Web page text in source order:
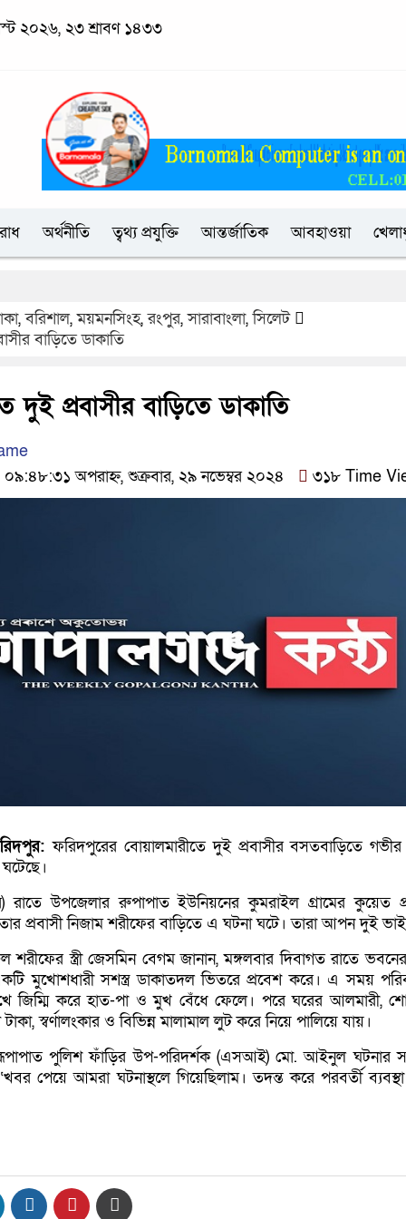
২০২৬, ২৩ শ্রাবণ ১৪৩৩
অর্থনীতি ত্বথ্য প্রযুক্তি আন্তর্জাতিক আবহাওয়া
,বরিশাল,ময়মনসিংহ,রংপুর,সারাবাংলা,সিলেট
বাড়িতে ডাকাতি
দুই প্রবাসীর বাড়িতে ডাকাতি
অপরাহ্ন, শুক্রবার, ২৯ নভেম্বর ২০২৪
৩১৮ Time
ফরিদপুরের বোয়ালমারীতে দুই প্রবাসীর বসতবাড়িতে গভীর
রাতে উপজেলার রুপাপাত ইউনিয়নের কুমরাইল গ্রামের কুয়েত
প্রবাসী নিজাম শরীফের বাড়িতে এ ঘটনা ঘটে। তারা আপন দুই
স্ত্রী জেসমিন বেগম জানান, মঙ্গলবার দিবাগত রাতে
মুখোশধারী সশস্ত্র ডাকাতদল ভিতরে প্রবেশ করে। এ সময়
জিম্মি করে হাত-পা ও মুখ বেঁধে ফেলে। পরে ঘরের আলমারী,
স্বর্ণালংকার ও বিভিন্ন মালামাল লুট করে নিয়ে পালিয়ে যায়।
রূপাপাত পুলিশ ফাঁড়ির উপ-পরিদর্শক (এসআই) মো. আইনুল ঘটনার
পেয়ে আমরা ঘটনাস্থলে গিয়েছিলাম। তদন্ত করে পরবর্তী